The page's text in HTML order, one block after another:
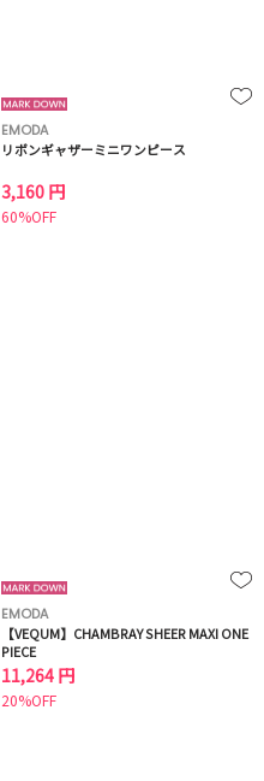
EMODA
リボンギャザーミニワンピース
3,160 円
60%OFF
EMODA
【VEQUM】CHAMBRAY SHEER MAXI ONE
PIECE
11,264 円
20%OFF